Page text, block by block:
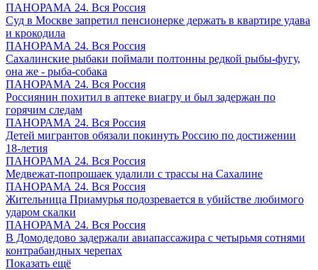
ПАНОРАМА 24. Вся Россия
Суд в Москве запретил пенсионерке держать в квартире удава
и крокодила
ПАНОРАМА 24. Вся Россия
Сахалинские рыбаки поймали полтонны редкой рыбы-фугу,
она же - рыба-собака
ПАНОРАМА 24. Вся Россия
Россиянин похитил в аптеке виагру и был задержан по
горячим следам
ПАНОРАМА 24. Вся Россия
Детей мигрантов обязали покинуть Россию по достижении
18-летия
ПАНОРАМА 24. Вся Россия
Медвежат-попрошаек удалили с трассы на Сахалине
ПАНОРАМА 24. Вся Россия
Жительница Приамурья подозревается в убийстве любимого
ударом скалки
ПАНОРАМА 24. Вся Россия
В Домодедово задержали авиапассажира с четырьмя сотнями
контрабандных черепах
Показать ещё